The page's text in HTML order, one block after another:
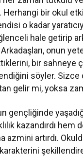
Herhangi bir okul
o kadar
hale getirip
onun
bir sahneye
söyler. Sizce
gelir mi, yoksa
gençliğinde
kazandırdı hem
artırdı.